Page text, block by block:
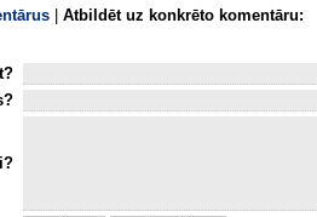
Atbildēt uz konkrēto komentāru: